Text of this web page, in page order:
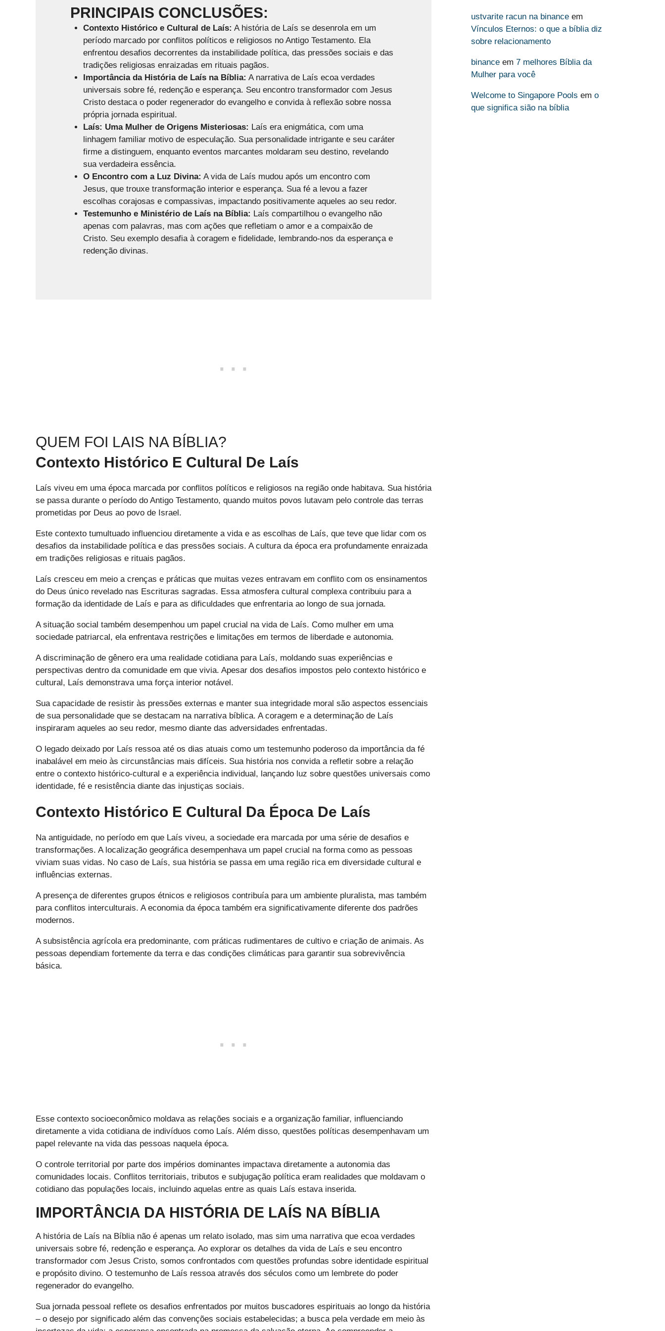
PRINCIPAIS CONCLUSÕES:
Contexto Histórico e Cultural de Laís: A história de Laís se desenrola em um
período marcado por conflitos políticos e religiosos no Antigo Testamento. Ela
enfrentou desafios decorrentes da instabilidade política, das pressões sociais e das
tradições religiosas enraizadas em rituais pagãos.
Importância da História de Laís na Bíblia: A narrativa de Laís ecoa verdades
universais sobre fé, redenção e esperança. Seu encontro transformador com Jesus
Cristo destaca o poder regenerador do evangelho e convida à reflexão sobre nossa
própria jornada espiritual.
Laís: Uma Mulher de Origens Misteriosas: Laís era enigmática, com uma
linhagem familiar motivo de especulação. Sua personalidade intrigante e seu caráter
firme a distinguem, enquanto eventos marcantes moldaram seu destino, revelando
sua verdadeira essência.
O Encontro com a Luz Divina: A vida de Laís mudou após um encontro com
Jesus, que trouxe transformação interior e esperança. Sua fé a levou a fazer
escolhas corajosas e compassivas, impactando positivamente aqueles ao seu redor.
Testemunho e Ministério de Laís na Bíblia: Laís compartilhou o evangelho não
apenas com palavras, mas com ações que refletiam o amor e a compaixão de
Cristo. Seu exemplo desafia à coragem e fidelidade, lembrando-nos da esperança e
redenção divinas.
QUEM FOI LAIS NA BÍBLIA?
Contexto Histórico E Cultural De Laís
Laís viveu em uma época marcada por conflitos políticos e religiosos na região onde habitava. Sua história
se passa durante o período do Antigo Testamento, quando muitos povos lutavam pelo controle das terras
prometidas por Deus ao povo de Israel.
Este contexto tumultuado influenciou diretamente a vida e as escolhas de Laís, que teve que lidar com os
desafios da instabilidade política e das pressões sociais. A cultura da época era profundamente enraizada
em tradições religiosas e rituais pagãos.
Laís cresceu em meio a crenças e práticas que muitas vezes entravam em conflito com os ensinamentos
do Deus único revelado nas Escrituras sagradas. Essa atmosfera cultural complexa contribuiu para a
formação da identidade de Laís e para as dificuldades que enfrentaria ao longo de sua jornada.
A situação social também desempenhou um papel crucial na vida de Laís. Como mulher em uma
sociedade patriarcal, ela enfrentava restrições e limitações em termos de liberdade e autonomia.
A discriminação de gênero era uma realidade cotidiana para Laís, moldando suas experiências e
perspectivas dentro da comunidade em que vivia. Apesar dos desafios impostos pelo contexto histórico e
cultural, Laís demonstrava uma força interior notável.
Sua capacidade de resistir às pressões externas e manter sua integridade moral são aspectos essenciais
de sua personalidade que se destacam na narrativa bíblica. A coragem e a determinação de Laís
inspiraram aqueles ao seu redor, mesmo diante das adversidades enfrentadas.
O legado deixado por Laís ressoa até os dias atuais como um testemunho poderoso da importância da fé
inabalável em meio às circunstâncias mais difíceis. Sua história nos convida a refletir sobre a relação
entre o contexto histórico-cultural e a experiência individual, lançando luz sobre questões universais como
identidade, fé e resistência diante das injustiças sociais.
Contexto Histórico E Cultural Da Época De Laís
Na antiguidade, no período em que Laís viveu, a sociedade era marcada por uma série de desafios e
transformações. A localização geográfica desempenhava um papel crucial na forma como as pessoas
viviam suas vidas. No caso de Laís, sua história se passa em uma região rica em diversidade cultural e
influências externas.
A presença de diferentes grupos étnicos e religiosos contribuía para um ambiente pluralista, mas também
para conflitos interculturais. A economia da época também era significativamente diferente dos padrões
modernos.
A subsistência agrícola era predominante, com práticas rudimentares de cultivo e criação de animais. As
pessoas dependiam fortemente da terra e das condições climáticas para garantir sua sobrevivência
básica.
Esse contexto socioeconômico moldava as relações sociais e a organização familiar, influenciando
diretamente a vida cotidiana de indivíduos como Laís. Além disso, questões políticas desempenhavam um
papel relevante na vida das pessoas naquela época.
O controle territorial por parte dos impérios dominantes impactava diretamente a autonomia das
comunidades locais. Conflitos territoriais, tributos e subjugação política eram realidades que moldavam o
cotidiano das populações locais, incluindo aquelas entre as quais Laís estava inserida.
IMPORTÂNCIA DA HISTÓRIA DE LAÍS NA BÍBLIA
A história de Laís na Bíblia não é apenas um relato isolado, mas sim uma narrativa que ecoa verdades
universais sobre fé, redenção e esperança. Ao explorar os detalhes da vida de Laís e seu encontro
transformador com Jesus Cristo, somos confrontados com questões profundas sobre identidade espiritual
e propósito divino. O testemunho de Laís ressoa através dos séculos como um lembrete do poder
regenerador do evangelho.
Sua jornada pessoal reflete os desafios enfrentados por muitos buscadores espirituais ao longo da história
– o desejo por significado além das convenções sociais estabelecidas; a busca pela verdade em meio às
ustvarite racun na binance em
Vínculos Eternos: o que a bíblia diz
sobre relacionamento
binance em 7 melhores Bíblia da
Mulher para você
Welcome to Singapore Pools em o
que significa sião na bíblia